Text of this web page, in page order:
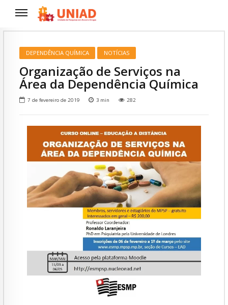
DEPENDÊNCIA QUÍMICA NOTÍCIAS
Organização de Serviços na
Área da Dependência Química
7 de fevereiro de 2019 3 min 282